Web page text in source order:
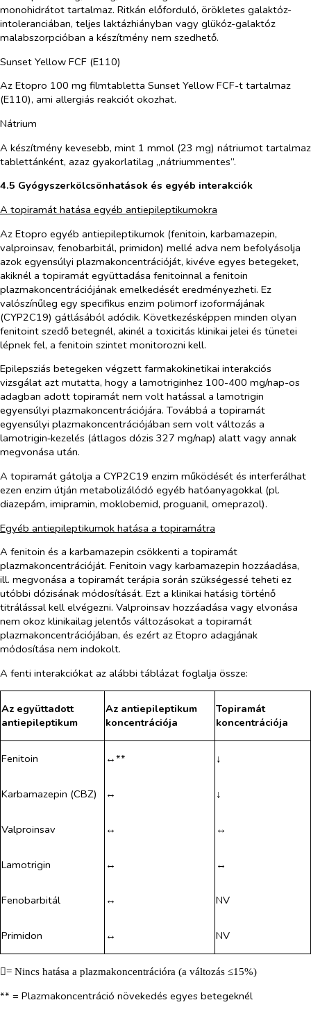
monohidrátot tartalmaz. Ritkán előforduló, örökletes galaktóz-
intoleranciában, teljes laktázhiányban vagy glükóz-galaktóz
malabszorpcióban a készítmény nem szedhető.
Sunset Yellow FCF (E110)
Az Etopro 100 mg filmtabletta Sunset Yellow FCF-t tartalmaz
(E110), ami allergiás reakciót okozhat.
Nátrium
A készítmény kevesebb, mint 1 mmol (23 mg) nátriumot tartalmaz
tablettánként, azaz gyakorlatilag „nátriummentes”.
4.5 Gyógyszerkölcsönhatások és egyéb interakciók
A topiramát hatása egyéb antiepileptikumokra
Az Etopro egyéb antiepileptikumok (fenitoin, karbamazepin,
valproinsav, fenobarbitál, primidon) mellé adva nem befolyásolja
azok egyensúlyi plazmakoncentrációját, kivéve egyes betegeket,
akiknél a topiramát együttadása fenitoinnal a fenitoin
plazmakoncentrációjának emelkedését eredményezheti. Ez
valószínűleg egy specifikus enzim polimorf izoformájának
(CYP2C19) gátlásából adódik. Következésképpen minden olyan
fenitoint szedő betegnél, akinél a toxicitás klinikai jelei és tünetei
lépnek fel, a fenitoin szintet monitorozni kell.
Epilepsziás betegeken végzett farmakokinetikai interakciós
vizsgálat azt mutatta, hogy a lamotriginhez 100-400 mg/nap-os
adagban adott topiramát nem volt hatással a lamotrigin
egyensúlyi plazmakoncentrációjára. Továbbá a topiramát
egyensúlyi plazmakoncentrációjában sem volt változás a
lamotrigin‑kezelés (átlagos dózis 327 mg/nap) alatt vagy annak
megvonása után.
A topiramát gátolja a CYP2C19 enzim működését és interferálhat
ezen enzim útján metabolizálódó egyéb hatóanyagokkal (pl.
diazepám, imipramin, moklobemid, proguanil, omeprazol).
Egyéb antiepileptikumok hatása a topiramátra
A fenitoin és a karbamazepin csökkenti a topiramát
plazmakoncentrációját. Fenitoin vagy karbamazepin hozzáadása,
ill. megvonása a topiramát terápia során szükségessé teheti ez
utóbbi dózisának módosítását. Ezt a klinikai hatásig történő
titrálással kell elvégezni. Valproinsav hozzáadása vagy elvonása
nem okoz klinikailag jelentős változásokat a topiramát
plazmakoncentrációjában, és ezért az Etopro adagjának
módosítása nem indokolt.
A fenti interakciókat az alábbi táblázat foglalja össze:
Az együttadott
antiepileptikum
Az antiepileptikum
koncentrációja
Topiramát
koncentrációja
Fenitoin ↔** ↓
Karbamazepin (CBZ) ↔ ↓
Valproinsav ↔ ↔
Lamotrigin ↔ ↔
Fenobarbitál ↔ NV
Primidon ↔ NV
= Nincs hatása a plazmakoncentrációra (a változás ≤15%)
** = Plazmakoncentráció növekedés egyes betegeknél